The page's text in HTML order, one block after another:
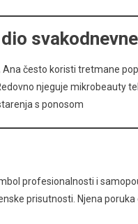
često koristi tretmane
njeguje mikrobeauty
s ponosom
profesionalnosti i
prisutnosti. Njena